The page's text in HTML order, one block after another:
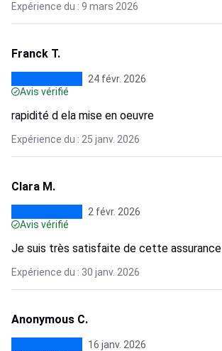
Expérience du : 9 mars 2026
Franck T.
24 févr. 2026
Avis vérifié
rapidité d ela mise en oeuvre
Expérience du : 25 janv. 2026
Clara M.
2 févr. 2026
Avis vérifié
Je suis très satisfaite de cette assurance
Expérience du : 30 janv. 2026
Anonymous C.
16 janv. 2026